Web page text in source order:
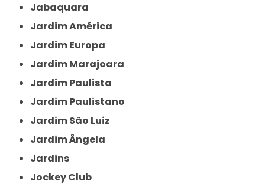
Jabaquara
Jardim América
Jardim Europa
Jardim Marajoara
Jardim Paulista
Jardim Paulistano
Jardim São Luiz
Jardim Ângela
Jardins
Jockey Club